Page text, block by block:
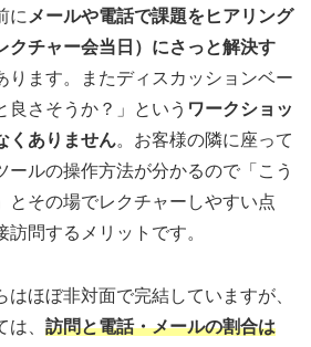
に メールや電話で課題をヒアリング
クチャー会当日）にさっと解決す
ります。またディスカッションベー
良さそうか？」という ワークショッ
くありません。お客様の隣に座って
ールの操作方法が分かるので「こう
とその場でレクチャーしやすい点
問するメリットです。
はほぼ非対面で完結していますが、
、 訪問と電話・メールの割合は